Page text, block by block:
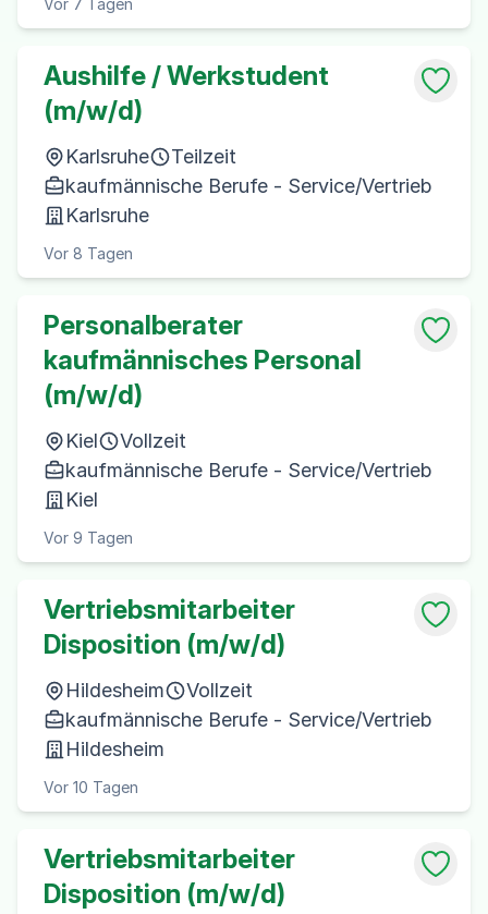
Vor 7 Tagen
Aushilfe / Werkstudent
(m/w/d)
Karlsruhe
Teilzeit
kaufmännische Berufe - Service/Vertrieb
Karlsruhe
Vor 8 Tagen
Personalberater
kaufmännisches Personal
(m/w/d)
Kiel
Vollzeit
kaufmännische Berufe - Service/Vertrieb
Kiel
Vor 9 Tagen
Vertriebsmitarbeiter
Disposition (m/w/d)
Hildesheim
Vollzeit
kaufmännische Berufe - Service/Vertrieb
Hildesheim
Vor 10 Tagen
Vertriebsmitarbeiter
Disposition (m/w/d)